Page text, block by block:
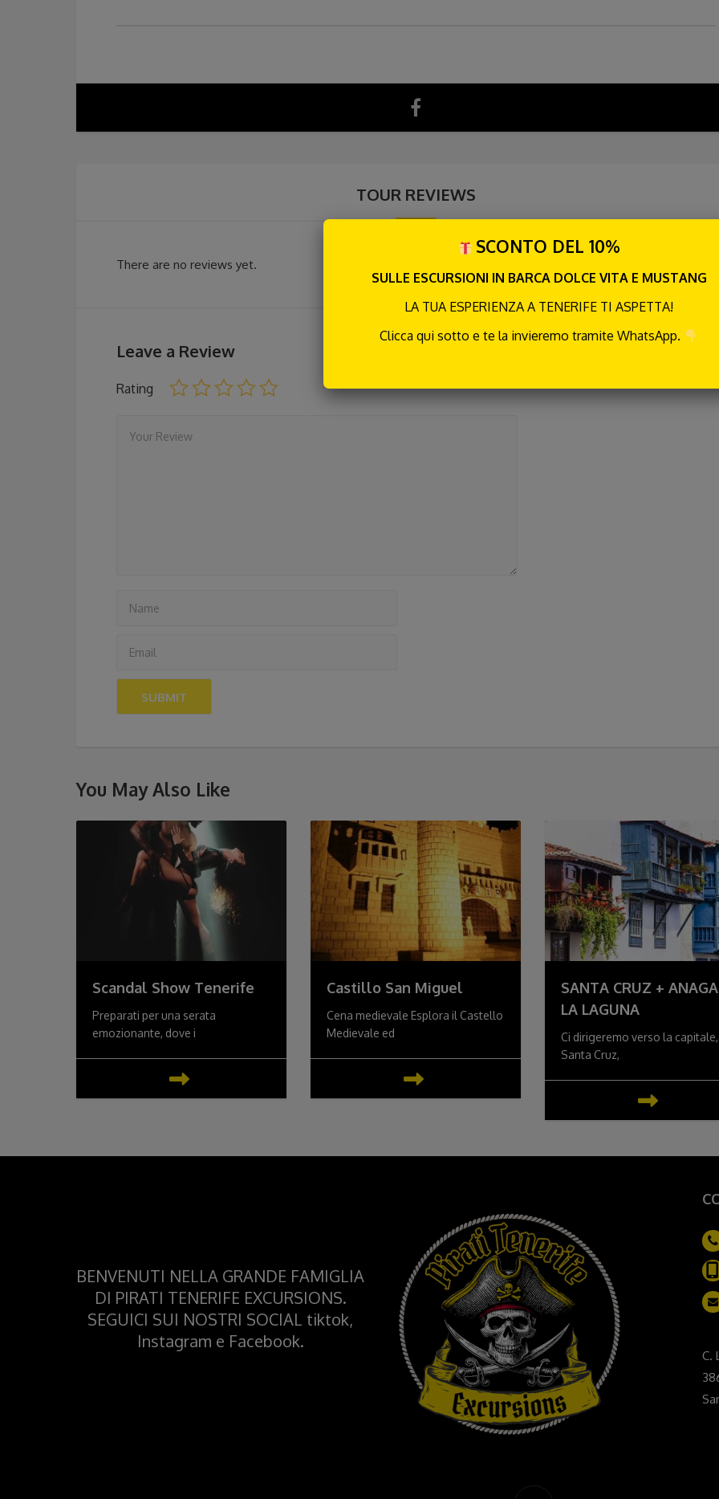
TOUR REVIEWS
There are no reviews yet.
Leave a Review
Rating
You May Also Like
Scandal Show Tenerife
Preparati per una serata
emozionante, dove i
Castillo San Miguel
Cena medievale Esplora il Castello
Medievale ed
SANTA CRUZ +
LA LAGUNA
Ci dirigeremo verso la capitale,
Santa Cruz,
BENVENUTI NELLA GRANDE FAMIGLIA
DI PIRATI TENERIFE EXCURSIONS.
SEGUICI SUI NOSTRI SOCIAL tiktok,
Instagram e Facebook.
C.
SCONTO DEL 10%
SULLE ESCURSIONI IN BARCA DOLCE VITA E MUSTANG
LA TUA ESPERIENZA A TENERIFE TI ASPETTA!
Clicca qui sotto e te la invieremo tramite WhatsApp.